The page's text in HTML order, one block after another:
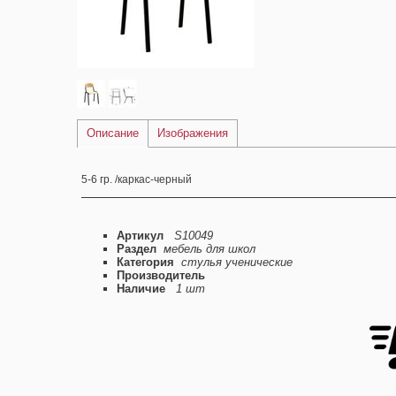
Описание Изображения
5-6 гр. /каркас-черный
Артикул
S10049
Раздел мебель для школ
Категория стулья ученические
Производитель
Наличие
1 шт